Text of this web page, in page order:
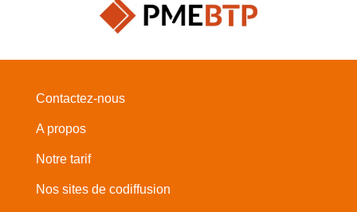
Contactez-nous
A propos
Notre tarif
Nos sites de codiffusion